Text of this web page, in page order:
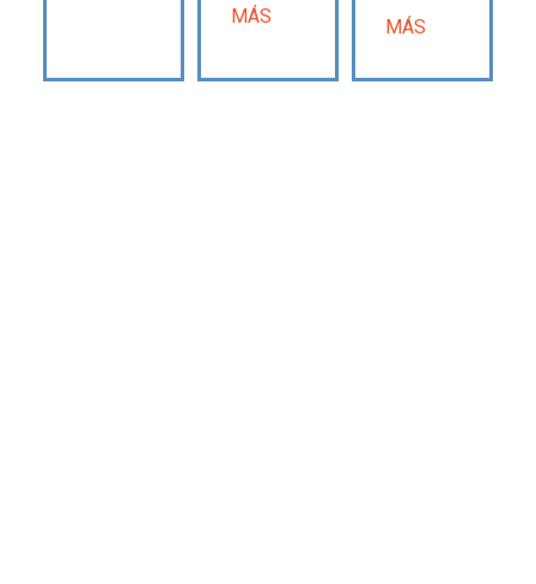
MÁS
MÁS